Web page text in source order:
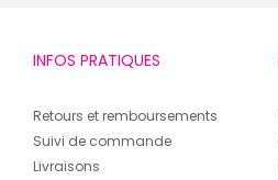
INFOS PRATIQUES
Retours et remboursements
Suivi de commande
Livraisons